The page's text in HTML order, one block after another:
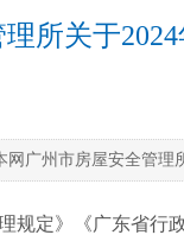
所关于
网广州市房屋安全管理
规定》《广东省行